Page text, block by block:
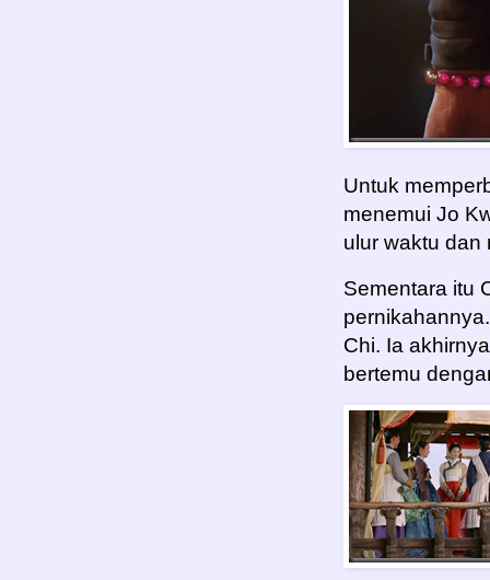
Untuk
menemui Jo
ulur waktu dan
Sementara itu
Chi. Ia
bertemu